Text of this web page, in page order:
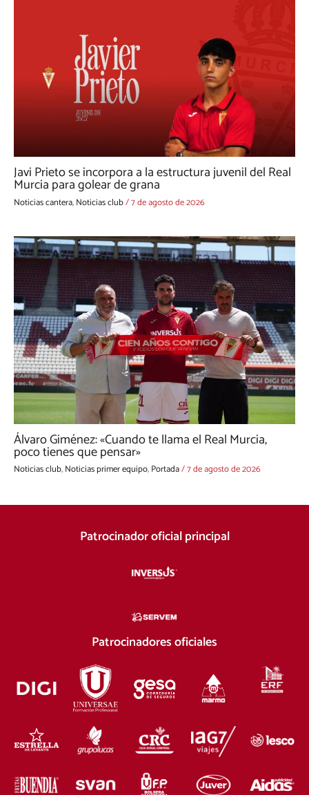
Javi Prieto se incorpora a la estructura juvenil del Real
Murcia para golear de grana
Noticias cantera,Noticias club/7 de agosto de 2026
Álvaro Giménez: «Cuando te llama el Real Murcia,
poco tienes que pensar»
Noticias club,Noticias primer equipo,Portada/7 de agosto de 2026
Patrocinador oficial principal
Patrocinadores oficiales